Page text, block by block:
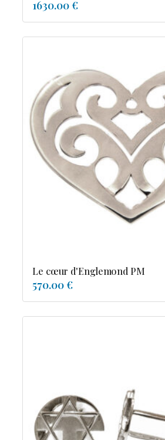
1630.00 €
Le cœur d'Englemond PM
570.00 €